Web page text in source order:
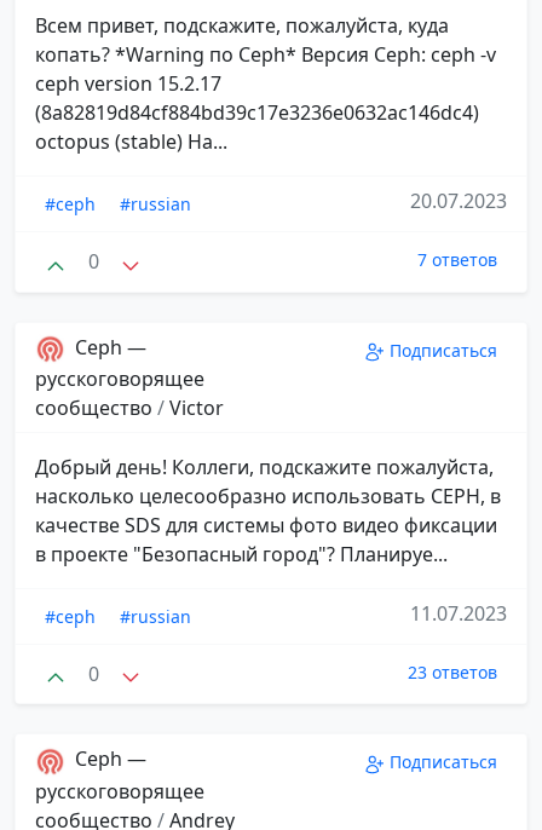
Всем привет, подскажите, пожалуйста, куда
копать? *Warning по Ceph* Версия Ceph: ceph -v
ceph version 15.2.17
(8a82819d84cf884bd39c17e3236e0632ac146dc4)
octopus (stable) На...
#ceph #russian 20.07.2023
0 7 ответов
Ceph —
русскоговорящее
сообщество /Victor
Подписаться
Добрый день! Коллеги, подскажите пожалуйста,
насколько целесообразно использовать CEPH, в
качестве SDS для системы фото видео фиксации
в проекте "Безопасный город"? Планируе...
#ceph #russian 11.07.2023
0 23 ответов
Ceph —
русскоговорящее
сообщество /Andrey
Подписаться